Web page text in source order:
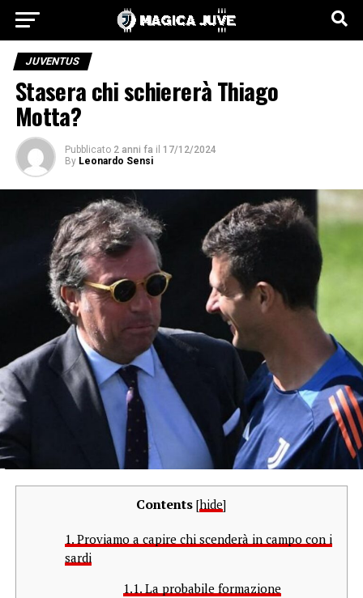
JUVENTUS
Stasera chi schiererà Thiago
Motta?
Pubblicato 2 anni fa il 17/12/2024
By Leonardo Sensi
Contents [hide]
1.Proviamo a capire chi scenderà in campo con i
sardi
1.1. La probabile formazione